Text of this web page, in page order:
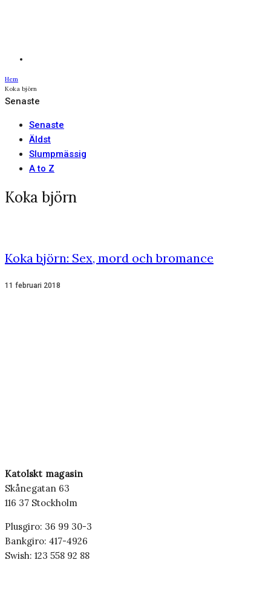
Hem
Koka björn
Senaste
Senaste
Äldst
Slumpmässig
A to Z
Koka björn
Koka björn: Sex, mord och bromance
11 februari 2018
Katolskt magasin
Skånegatan 63
116 37 Stockholm
Plusgiro: 36 99 30-3
Bankgiro: 417-4926
Swish: 123 558 92 88